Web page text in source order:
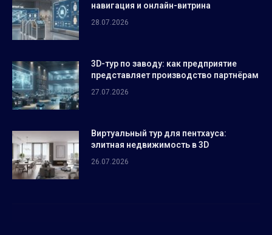
навигация и онлайн-витрина
28.07.2026
3D-тур по заводу: как предприятие
представляет производство партнёрам
27.07.2026
Виртуальный тур для пентхауса:
элитная недвижимость в 3D
26.07.2026